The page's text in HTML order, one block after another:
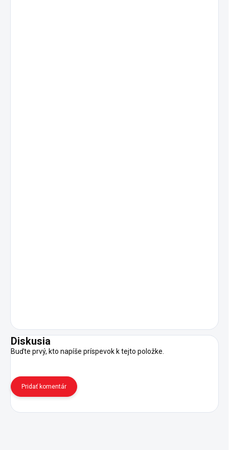
Diskusia
Buďte prvý, kto napíše príspevok k tejto položke.
Pridať komentár